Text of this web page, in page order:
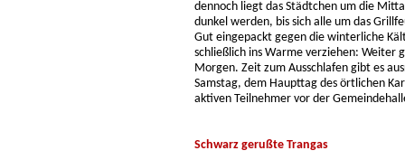
dennoch liegt das Städtchen um die
dunkel werden, bis sich alle um das
Gut eingepackt gegen die winterliche
schließlich ins Warme verziehen: Weiter
Morgen. Zeit zum Ausschlafen gibt es
Samstag, dem Haupttag des örtlichen
aktiven Teilnehmer vor der
Schwarz gerußte Trangas